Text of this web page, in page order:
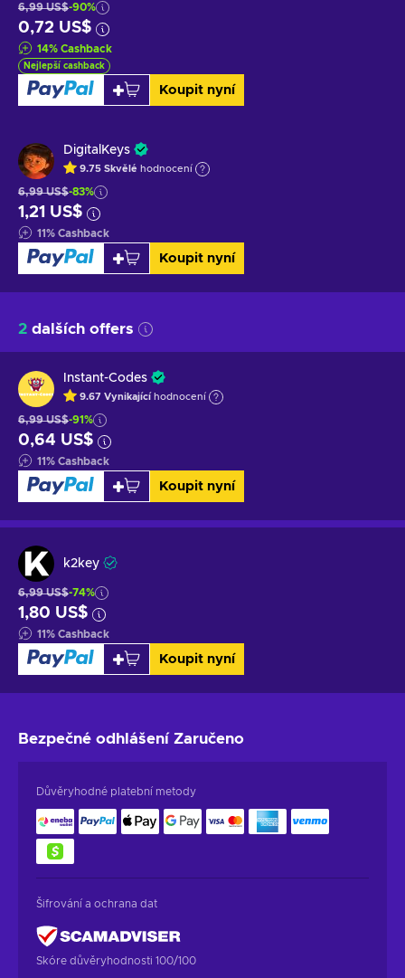
6,99 US$-90%
0,72 US$
14% Cashback
Nejlepší cashback
Koupit nyní
DigitalKeys
9.75 Skvělé hodnocení
6,99 US$-83%
1,21 US$
11% Cashback
Koupit nyní
2 dalších offers
Instant-Codes
9.67 Vynikající hodnocení
6,99 US$-91%
0,64 US$
11% Cashback
Koupit nyní
k2key
6,99 US$-74%
1,80 US$
11% Cashback
Koupit nyní
Bezpečné odhlášení Zaručeno
Důvěryhodné platební metody
Šifrování a ochrana dat
Skóre důvěryhodnosti 100/100